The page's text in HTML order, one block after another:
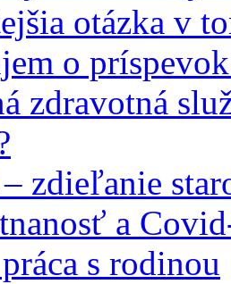
otázka v
o
zdravotná
zdieľanie
a
s rodinou